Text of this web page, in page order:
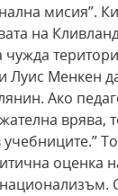
мисия”.
на
чужда
Луис Менкен
Ако
врява,
оценка